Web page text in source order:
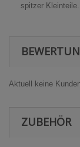
spitzer Kleinteile.
Aktuell keine
ZUBEHÖR